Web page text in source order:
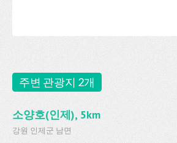
주변 관광지 2개
소양호(인제), 5km
강원 인제군 남면